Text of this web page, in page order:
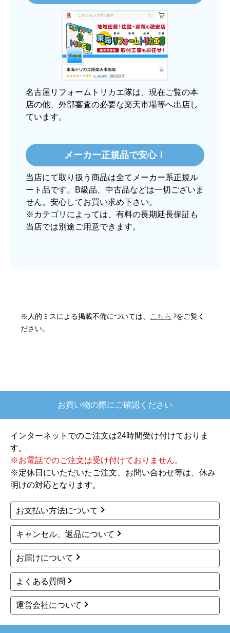
3日程で届きました。発送作業が早かったです。
【その他感想・コメント】
大手ネットショップよりも結構安いところで買う
のは不安でしたが、発送もかなり早くて、梱包も
丁寧でした。
2025年12月24日 21:44
欲しい商品をスムーズに注文できましたか？
はい
ショップからの連絡や対応は適切でしたか？
はい
予定の期日までに商品が届きましたか？
【注文からどのくらいで届きましたか？】
もあると思いますがあまりに早かったので少し驚
【その他感想・コメント】
ショップからの連絡もしっかりありましたし、商
できました。また機会があれば是非利用したいと
思います。
きょりけ
2025年11月9日 07:54
欲しい商品をスムーズに注文できましたか？
はい
名古屋リフォームトリカエ隊は、現在ご覧の本
店の他、外部審査の必要な楽天市場等へ出店し
ています。
メーカー正規品で安心！
当店にて取り扱う商品は全てメーカー系正規ル
ート品です。B級品、中古品などは一切ございま
せん。安心してお買い求め下さい。
※カテゴリによっては、有料の長期延長保証も
当店では別途ご用意できます。
※人的ミスによる掲載不備については、 こちら
をご覧く
ださい。
お買い物の際にご確認ください
インターネットでのご注文は24時間受け付けておりま
す。
※お電話でのご注文は受け付けておりません。
※定休日にいただいたご注文、お問い合わせ等は、休み
明けの対応となります。
お支払い方法について
キャンセル、返品について
お届けについて
よくある質問
運営会社について